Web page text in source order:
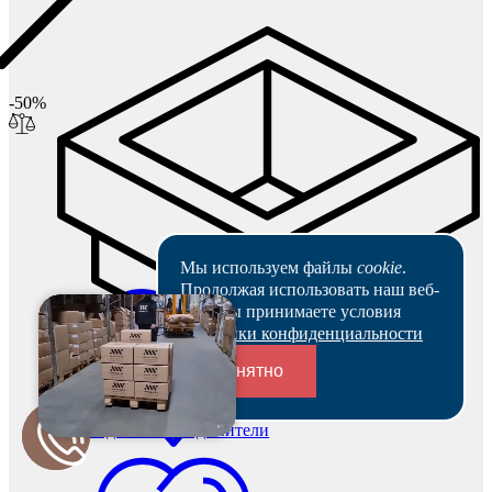
Переходники и соединители
-50%
Мы используем файлы cookie.
Продолжая использовать наш веб-
сайт, вы принимаете условия
Политики конфиденциальности
Понятно